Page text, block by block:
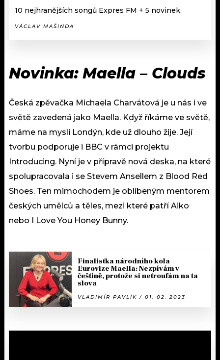
10 nejhranějších songů Expres FM + 5 novinek.
VÁCLAV MAŠINDA
Novinka: Maella – Clouds
Česká zpěvačka Michaela Charvátová je u nás i ve
světě zavedená jako Maella. Když říkáme ve světě,
máme na mysli Londýn, kde už dlouho žije. Její
tvorbu podporuje i BBC v rámci projektu
Introducing. Nyní je v přípravě nová deska, na které
spolupracovala i se Stevem Ansellem z Blood Red
Shoes. Ten mimochodem je oblíbeným mentorem
českých umělců a těles, mezi které patří Aiko
nebo I Love You Honey Bunny.
Finalistka národního kola
Eurovize Maella: Nezpívám v
češtině, protože si netroufám na ta
slova
VLADIMÍR PAVLÍK / 01. 02. 2023